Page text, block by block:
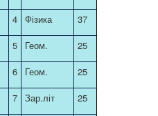
4 Фізика
37
5 Геом.
25
6 Геом.
25
7 Зар.літ
25